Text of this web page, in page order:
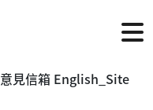
意見信箱 English_Site